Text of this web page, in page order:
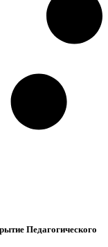
Педагогического